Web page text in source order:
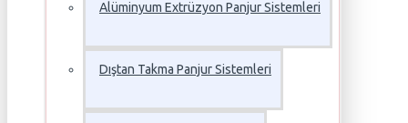
Alüminyum Extrüzyon Panjur Sistemleri
Dıştan Takma Panjur Sistemleri